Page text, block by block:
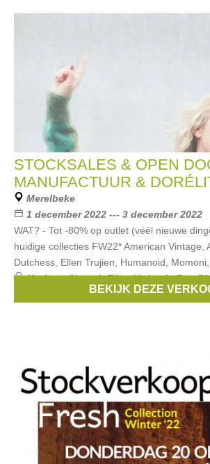
STOCKSALES & OPEN
MANUFACTUUR &
Merelbeke
1 december 2022 --- 3 december 2022
WAT? - Tot -80% op outlet (véél nieuwe
huidige collecties FW22* American Vintage,
Dutchess, Ellen Trujien, Humanoid,
Merken:Closed,Ellen Verbeek,Rue
BEKIJK DEZE